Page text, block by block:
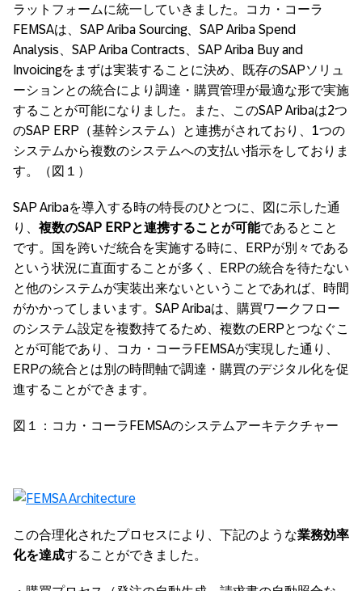
ラットフォームに統一していきました。コカ・コーラ
FEMSAは、SAP Ariba Sourcing、SAP Ariba Spend
Analysis、SAP Ariba Contracts、SAP Ariba Buy and
Invoicingをまずは実装することに決め、既存のSAPソリュ
ーションとの統合により調達・購買管理が最適な形で実施
することが可能になりました。また、このSAP Aribaは2つ
のSAP ERP（基幹システム）と連携がされており、1つの
システムから複数のシステムへの支払い指示をしておりま
す。（図１）
SAP Aribaを導入する時の特長のひとつに、図に示した通
り、 複数のSAP ERPと連携することが可能であるとこと
です。国を跨いだ統合を実施する時に、ERPが別々である
という状況に直面することが多く、ERPの統合を待たない
と他のシステムが実装出来ないということであれば、時間
がかかってしまいます。SAP Aribaは、購買ワークフロー
のシステム設定を複数持てるため、複数のERPとつなぐこ
とが可能であり、コカ・コーラFEMSAが実現した通り、
ERPの統合とは別の時間軸で調達・購買のデジタル化を促
進することができます。
図１：コカ・コーラFEMSAのシステムアーキテクチャー
この合理化されたプロセスにより、下記のような業務効率
化を達成することができました。